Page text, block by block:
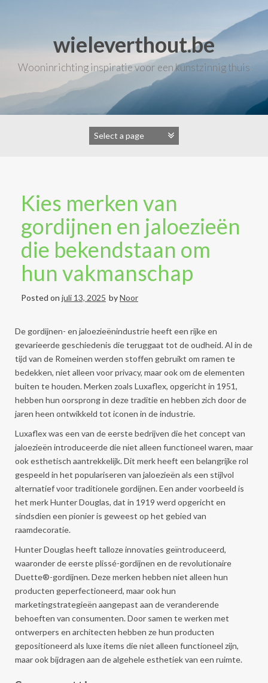
wieleverthout.be
Wooninrichting inspiratie voor een kunstzinnig thuis
Kies merken van
gordijnen en jaloezieën
die bekendstaan om
hun vakmanschap
Posted on juli 13, 2025 byNoor
De gordijnen- en jaloezieënindustrie heeft een rijke en
gevarieerde geschiedenis die teruggaat tot de oudheid. Al in de
tijd van de Romeinen werden stoffen gebruikt om ramen te
bedekken, niet alleen voor privacy, maar ook om de elementen
buiten te houden. Merken zoals Luxaflex, opgericht in 1951,
hebben hun oorsprong in deze traditie en hebben zich door de
jaren heen ontwikkeld tot iconen in de industrie.
Luxaflex was een van de eerste bedrijven die het concept van
jaloezieën introduceerde die niet alleen functioneel waren, maar
ook esthetisch aantrekkelijk. Dit merk heeft een belangrijke rol
gespeeld in het populariseren van jaloezieën als een stijlvol
alternatief voor traditionele gordijnen. Een ander voorbeeld is
het merk Hunter Douglas, dat in 1919 werd opgericht en
sindsdien een pionier is geweest op het gebied van
raamdecoratie.
Hunter Douglas heeft talloze innovaties geïntroduceerd,
waaronder de eerste plissé-gordijnen en de revolutionaire
Duette®-gordijnen. Deze merken hebben niet alleen hun
producten geperfectioneerd, maar ook hun
marketingstrategieën aangepast aan de veranderende
behoeften van consumenten. Door samen te werken met
ontwerpers en architecten hebben ze hun producten
gepositioneerd als luxe items die niet alleen functioneel zijn,
maar ook bijdragen aan de algehele esthetiek van een ruimte.